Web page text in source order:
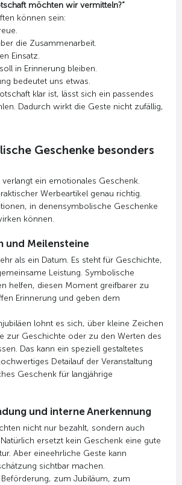
möchten wir vermitteln?“
können sein:
die Zusammenarbeit.
Einsatz.
in Erinnerung bleiben.
bedeutet uns etwas.
klar ist, lässt sich ein passendes
Dadurch wirkt die Geste nicht zufällig,
Geschenke besonders
ein emotionales Geschenk.
Werbeartikel genau richtig.
in denensymbolische Geschenke
können.
und Meilensteine
als ein Datum. Es steht für Geschichte,
Leistung. Symbolische
helfen, diesen Moment greifbarer zu
Erinnerung und geben dem
lohnt es sich, über kleine Zeichen
zur Geschichte oder zu den Werten des
Das kann ein speziell gestaltetes
Detailauf der Veranstaltung
Geschenk für langjährige
und interne Anerkennung
nicht nur bezahlt, sondern auch
ersetzt kein Geschenk eine gute
Aber eineehrliche Geste kann
sichtbar machen.
zum Jubiläum, zum